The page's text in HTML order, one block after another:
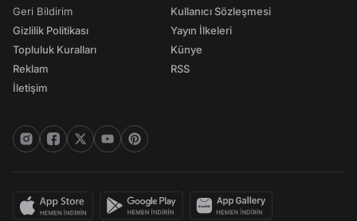
Geri Bildirim
Gizlilik Politikası
Topluluk Kuralları
Reklam
İletişim
Kullanıcı Sözleşmesi
Yayın İlkeleri
Künye
RSS